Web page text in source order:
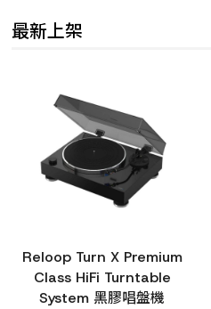
最新上架
Reloop Turn X Premium
Class HiFi Turntable
System 黑膠唱盤機